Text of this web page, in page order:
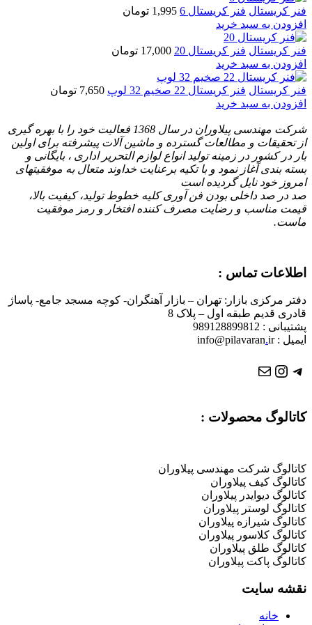
فنر کریستال فنر کریستال 6 1,995 تومان
افزودن به سبد خرید
فنر کریستال فنر کریستال 20 17,000 تومان
افزودن به سبد خرید
فنر کریستال فنر کریستال 22 صخیم 32 لوپ 7,650 تومان
افزودن به سبد خرید
شرکت مهندسی پیلاوران در سال 1368 فعالیت خود را با بهره گیری
از تحقیقات و مطالعات گسترده و ماشین آلات پیشرفته برای اولین
بار در کشور در زمینه تولید انواع لوازم التحریر اداری ، بایگانی و
بسته بندی آغاز نمود و با تكیه برعنایت خداوند متعال به موفقیتهای
امروز خود نایل گردیده است
صد در صد داخلی بودن فن آوری کلیه خطوط تولید، کیفیت بالا،
قیمت مناسب و رضایت مصرف کننده افتخار و رمز موفقیت
ماست.
اطلاعات تماس :
دفتر مرکزی بازار: تهران – بازار آهنگران- کوچه مسجد جامع- پاساژ
قادری قدیم طبقه اول – پلاک 8
پشتیبانی : 989128899812
ایمیل : info@pilavaran .ir
تلگرام
اینستاگرم
ایمیل
کاتالوگ محصولات :
کاتالوگ شرکت مهندسی پیلاوران
کاتالوگ کیف پیلاوران
کاتالوگ دیوایدر پیلاوران
کاتالوگ لوستر پیلاوران
کاتالوگ شیرازه پیلاوران
کاتالوگ کلاسور پیلاوران
کاتالوگ طلق پیلاوران
کاتالوگ پاکت پیلاوران
نقشه سایت
خانه